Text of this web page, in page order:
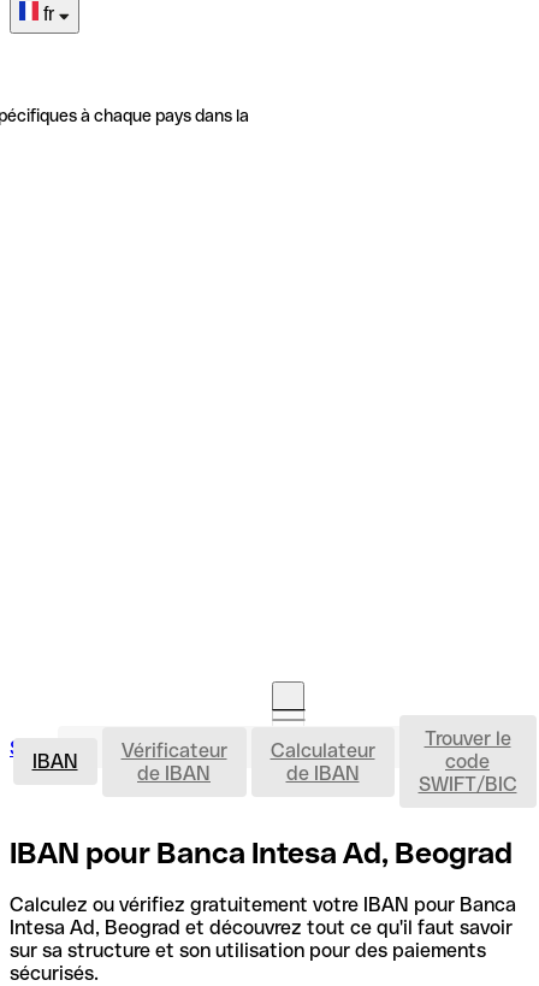
fr
à chaque pays dans la
Se connecterOuvrir un compte IBAN
IBAN
Vérificateur
de IBAN
Calculateur
de IBAN
Trouver le
code
SWIFT/BIC
IBAN pour Banca Intesa Ad, Beograd
Calculez ou vérifiez gratuitement votre IBAN pour Banca
Intesa Ad, Beograd et découvrez tout ce qu'il faut savoir
sur sa structure et son utilisation pour des paiements
sécurisés.